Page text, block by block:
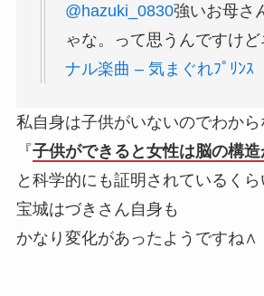
@hazuki_0830強いお母さ
ゃな。って思うんですけど
ナル楽曲 – 気まぐれﾌﾟﾘﾝｽ
私自身は子供がいないのでわから
『子供ができると女性は脳の構
と科学的にも証明されているくら
宝城はづきさん自身も
かなり変化があったようですね∧